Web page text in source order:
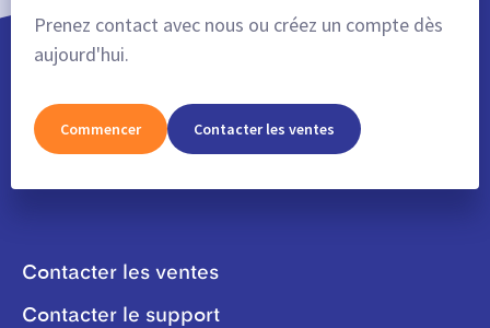
Prenez contact avec nous ou créez un compte dès
aujourd'hui.
Commencer Contacter les ventes
Contacter les ventes
Contacter le support